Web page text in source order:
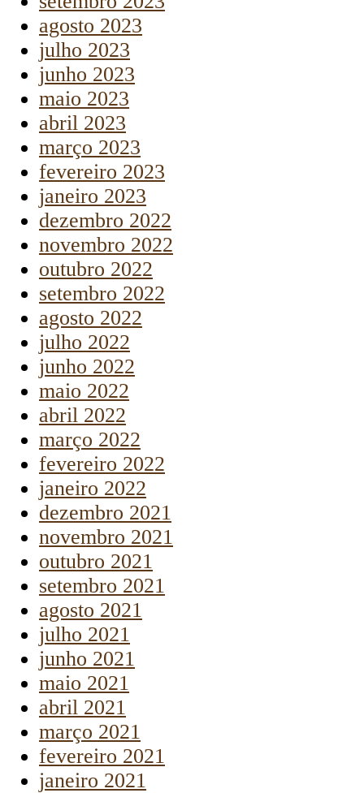
agosto 2023
julho 2023
junho 2023
maio 2023
abril 2023
março 2023
fevereiro 2023
janeiro 2023
dezembro 2022
novembro 2022
outubro 2022
setembro 2022
agosto 2022
julho 2022
junho 2022
maio 2022
abril 2022
março 2022
fevereiro 2022
janeiro 2022
dezembro 2021
novembro 2021
outubro 2021
setembro 2021
agosto 2021
julho 2021
junho 2021
maio 2021
abril 2021
março 2021
fevereiro 2021
janeiro 2021